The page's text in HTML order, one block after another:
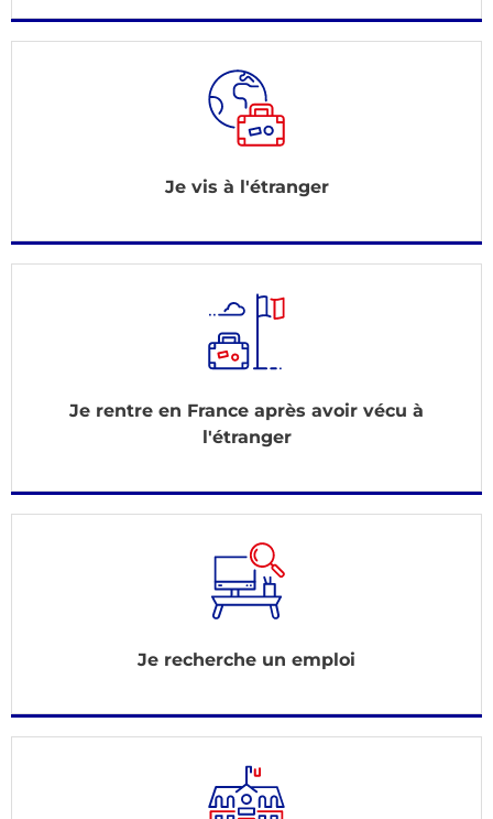
Je vis à l'étranger
Je rentre en France après avoir vécu à
l'étranger
Je recherche un emploi